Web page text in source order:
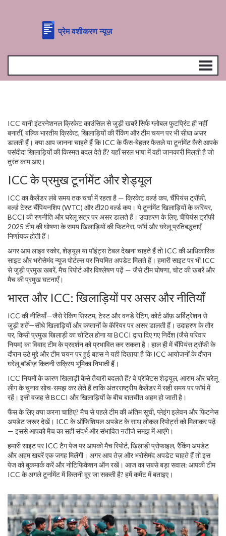
ICC यानी इंटरनेशनल क्रिकेट काउंसिल से जुड़ी खबरें सिर्फ ग्लोबल फुटप्रिंट ही नहीं
बनातीं, बल्कि भारतीय क्रिकेट, खिलाड़ियों की रैंकिंग और टीम चयन पर भी सीधा असर
डालती हैं। क्या आप जानना चाहते हैं कि ICC के फैंस-बेहतर फैसले या टूर्नामेंट कैसे आपके
पसंदीदा खिलाड़ियों की किस्मत बदल देते हैं? यहाँ सरल भाषा में वही जानकारी मिलती है जो
तुरंत काम आए।
ICC के प्रमुख टूर्नामेंट और शेड्यूल
ICC का कैलेंडर लंबे समय तक चर्चा में रहता है — क्रिकेट वर्ल्ड कप, चैंपियंस ट्रॉफी,
वर्ल्ड टेस्ट चैंपियनशिप (WTC) और टी20 वर्ल्ड कप। ये टूर्नामेंट खिलाड़ियों के करियर,
BCCI की रणनीति और घरेलू सत्र पर असर डालते हैं। उदाहरण के लिए, चैंपियंस ट्रॉफी
2025 टीम की घोषणा के समय खिलाड़ियों की फिटनेस, फॉर्म और घरेलू प्रतिबद्धताएँ
निर्णायक होती हैं।
अगर आप लाइव स्कोर, शेड्यूल या पॉइंट्स टेबल देखना चाहते हैं तो ICC की आधिकारिक
साइट और भरोसेमंद न्यूज पोर्टल्स पर नियमित अपडेट मिलते हैं। हमारी साइट पर भी ICC
से जुड़ी प्रमुख खबरें, मैच रिपोर्ट और विश्लेषण पढ़ें — जैसे टीम घोषणा, चोट की खबरें और
मैच की प्रमुख घटनाएँ।
भारत और ICC: खिलाड़ियों पर असर और नीतियाँ
ICC की नीतियाँ—जैसे रेकिंग सिस्टम, टेस्ट और वनडे रेटिंग, कोर्ट ऑफ़ अर्बिट्रेशन से
जुड़ी शर्तें—सीधे खिलाड़ियों और कप्तानों के कॅरियर पर असर डालती हैं। उदाहरण के तौर
पर, किसी प्रमुख खिलाड़ी का चोटिल होना या BCCI द्वारा दिए गए निर्देश (जैसे परिवार
नियम) का विवाद टीम के प्रदर्शन को प्रभावित कर सकता है। हाल ही में चैंपियंस ट्रॉफी के
दौरान उठे मुद्दे और टीम चयन पर हुई बहस ने यही दिखाया है कि ICC आयोजनों के दौरान
घरेलू बॉडीज़ कितनी सक्रिय भूमिका निभाती हैं।
ICC नियमों के कारण खिलाड़ी कैसे तैयारी बदलते हैं? वे प्रैक्टिस शेड्यूल, आराम और घरेलू
लीग के चुनाव सोच-समझ कर लेते हैं ताकि अंतरराष्ट्रीय कैलेंडर में सही समय पर फॉर्म में
रहें। इसी वजह से BCCI और खिलाड़ियों के बीच बातचीत अहम हो जाती है।
फैंस के लिए क्या करना चाहिए? मैच से पहले टीम की अंतिम सूची, प्लेइंग इलेवन और फिटनेस
अपडेट जरूर देखें। ICC के ऑफिशियल अपडेट के साथ लोकल रिपोर्ट्स को मिलाकर पढ़ें
— इससे आपको मैच का सही संदर्भ और संभावित नतीजे समझ में आएंगे।
हमारी साइट पर ICC टैग पेज पर आपको मैच रिपोर्ट, खिलाड़ी प्रोफाइल, रैंकिंग अपडेट
और अहम खबरें एक जगह मिलेंगी। अगर आप तेज़ और भरोसेमंद अपडेट चाहते हैं तो इस
पेज को बुकमार्क करें और नोटिफिकेशन ऑन रखें। आज का सबसे बड़ा सवाल: आपकी टीम
ICC के अगले टूर्नामेंट में कितनी दूर जा सकती है? हमें कमेंट में बताइए।